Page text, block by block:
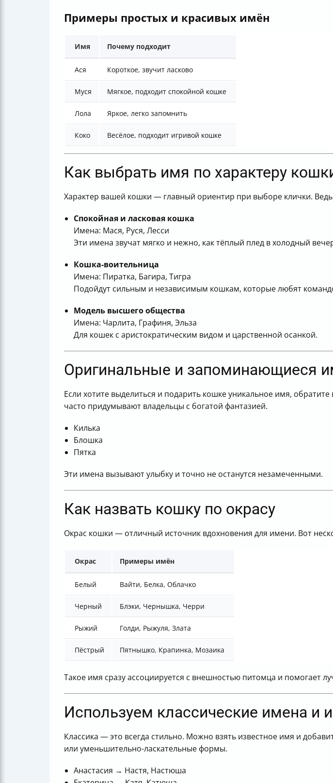
Примеры простых и красивых имён
Имя Почему подходит
Ася Короткое, звучит ласково
Муся Мягкое, подходит спокойной кошке
Лола Яркое, легко запомнить
Коко Весёлое, подходит игривой кошке
Как выбрать имя по характеру
Характер вашей кошки — главный ориентир при выборе клички.
Спокойная и ласковая кошка
Имена: Мася, Руся, Лесси
Эти имена звучат мягко и нежно, как тёплый плед в холодный
Кошка-воительница
Имена: Пиратка, Багира, Тигра
Подойдут сильным и независимым кошкам, которые любят
Модель высшего общества
Имена: Чарлита, Графиня, Эльза
Для кошек с аристократическим видом и царственной осанкой.
Оригинальные и запоминающиеся
Если хотите выделиться и подарить кошке уникальное имя,
часто придумывают владельцы с богатой фантазией.
Килька
Блошка
Пятка
Эти имена вызывают улыбку и точно не останутся незамеченными.
Как назвать кошку по окрасу
Окрас кошки — отличный источник вдохновения для имени. Вот
Окрас Примеры имён
Белый Вайти, Белка, Облачко
Черный Блэки, Чернышка, Черри
Рыжий Голди, Рыжуля, Злата
Пёстрый Пятнышко, Крапинка, Мозаика
Такое имя сразу ассоциируется с внешностью питомца и помогает
Используем классические имена и
Классика — это всегда стильно. Можно взять известное имя и
или уменьшительно-ласкательные формы.
Анастасия → Настя, Настюша